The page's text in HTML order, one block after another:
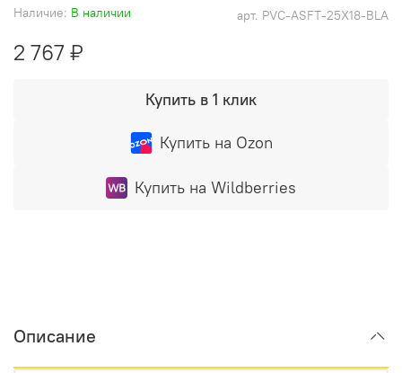
арт. PVC-ASFT-25X18-BLA
Наличие: В наличии
2 767 ₽
Купить в 1 клик
Купить на Ozon
Купить на Wildberries
Описание